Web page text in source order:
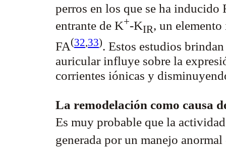
perros en los que se ha
entrante de K+-KIR, un
FA(32,33). Estos estudios
auricular influye sobre la
corrientes iónicas y
La remodelación como causa
Es muy probable que la
generada por un manejo anormal